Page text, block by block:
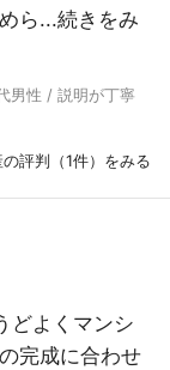
ら...続きをみ
男性 / 説明が丁寧
評判（1件）をみる
どよくマンシ
完成に合わせ